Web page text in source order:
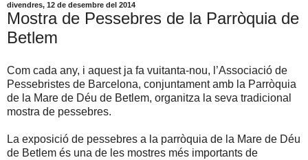
divendres, 12 de desembre del 2014
Mostra de Pessebres de la Parròquia de
Betlem
Com cada any, i aquest ja fa vuitanta-nou, l’Associació de
Pessebristes de Barcelona, conjuntament amb la Parròquia
de la Mare de Déu de Betlem, organitza la seva tradicional
mostra de pessebres.
La exposició de pessebres a la parròquia de la Mare de Déu
de Betlem és una de les mostres més importants de